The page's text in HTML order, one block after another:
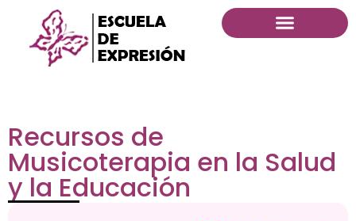
Recursos de
Musicoterapia en la Salud
y la Educación